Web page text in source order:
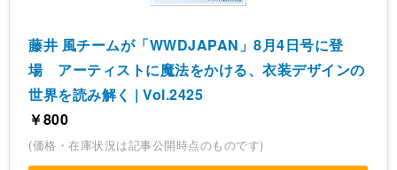
藤井 風チームが「WWDJAPAN」8月4日号に登
場 アーティストに魔法をかける、衣装デザインの
世界を読み解く | Vol.2425
￥800
(価格・在庫状況は記事公開時点のものです)